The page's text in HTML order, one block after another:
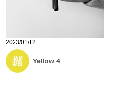
2023/01/12
Yellow 4